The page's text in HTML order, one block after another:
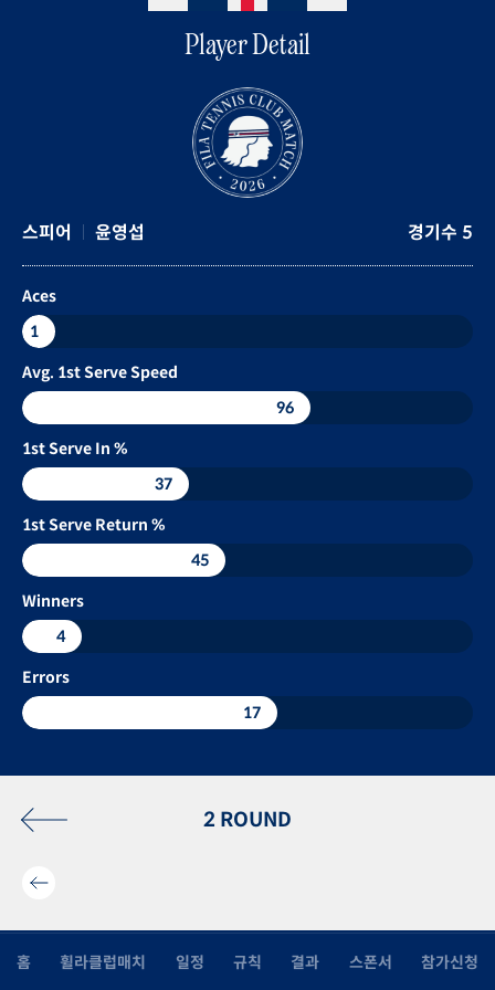
홈 휠라클럽매치 일정 규칙 결과 스폰서 참가신청
Player Detail
스피어 윤영섭 경기수 5
Aces
1
Avg. 1st Serve Speed
96
1st Serve In %
37
1st Serve Return %
45
Winners
4
Errors
17
2 ROUND